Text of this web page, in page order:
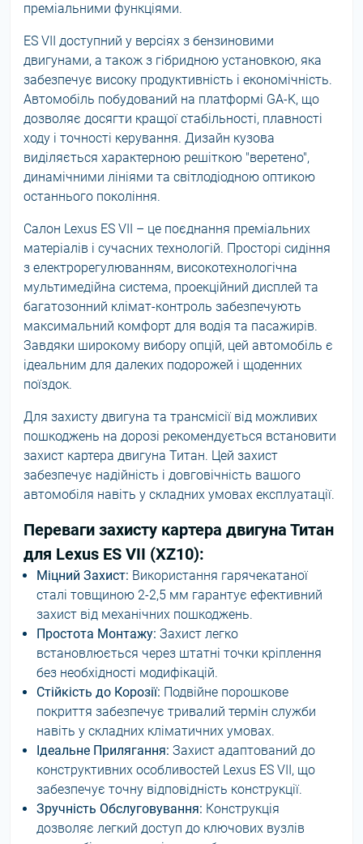
преміальними функціями.
ES VII доступний у версіях з бензиновими
двигунами, а також з гібридною установкою, яка
забезпечує високу продуктивність і економічність.
Автомобіль побудований на платформі GA-K, що
дозволяє досягти кращої стабільності, плавності
ходу і точності керування. Дизайн кузова
виділяється характерною решіткою "веретено",
динамічними лініями та світлодіодною оптикою
останнього покоління.
Салон Lexus ES VII – це поєднання преміальних
матеріалів і сучасних технологій. Просторі сидіння
з електрорегулюванням, високотехнологічна
мультимедійна система, проекційний дисплей та
багатозонний клімат-контроль забезпечують
максимальний комфорт для водія та пасажирів.
Завдяки широкому вибору опцій, цей автомобіль є
ідеальним для далеких подорожей і щоденних
поїздок.
Для захисту двигуна та трансмісії від можливих
пошкоджень на дорозі рекомендується встановити
захист картера двигуна Титан. Цей захист
забезпечує надійність і довговічність вашого
автомобіля навіть у складних умовах експлуатації.
Переваги захисту картера двигуна Титан
для Lexus ES VII (XZ10):
Міцний Захист: Використання гарячекатаної
сталі товщиною 2-2,5 мм гарантує ефективний
захист від механічних пошкоджень.
Простота Монтажу: Захист легко
встановлюється через штатні точки кріплення
без необхідності модифікацій.
Стійкість до Корозії: Подвійне порошкове
покриття забезпечує тривалий термін служби
навіть у складних кліматичних умовах.
Ідеальне Прилягання: Захист адаптований до
конструктивних особливостей Lexus ES VII, що
забезпечує точну відповідність конструкції.
Зручність Обслуговування: Конструкція
дозволяє легкий доступ до ключових вузлів